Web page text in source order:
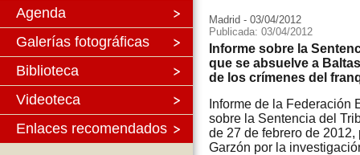
Agenda
Galerías fotográficas
Biblioteca
Videoteca
Enlaces recomendados
Madrid - 03/04/2012
Publicada: 03/04/2012
Informe sobre la
que se absuelve a
de los crímenes del
Informe de la Federación
sobre la Sentencia del
de 27 de febrero de
Garzón por la